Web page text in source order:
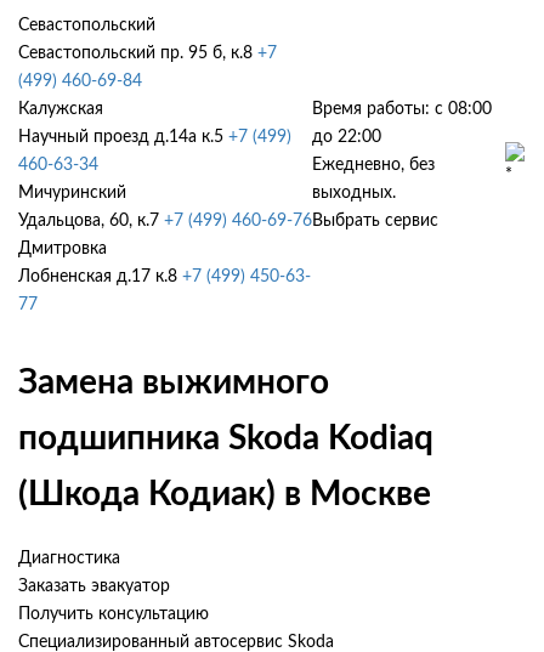
Севастопольский
Севастопольский пр. 95 б, к.8 +7
(499) 460-69-84
Калужская
Научный проезд д.14а к.5 +7 (499)
460-63-34
Мичуринский
Удальцова, 60, к.7 +7 (499) 460-69-76
Дмитровка
Лобненская д.17 к.8 +7 (499) 450-63-
77
Время работы: с 08:00
до 22:00
Ежедневно, без
выходных.
Выбрать сервис
Замена выжимного
подшипника Skoda Kodiaq
(Шкода Кодиак) в Москве
Диагностика
Заказать эвакуатор
Получить консультацию
Специализированный автосервис Skoda